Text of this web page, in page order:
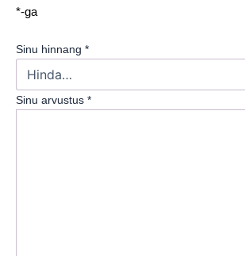
*-ga
Sinu hinnang *
Sinu arvustus *